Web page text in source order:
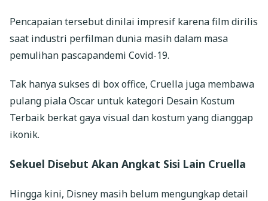
Pencapaian tersebut dinilai impresif karena film dirilis
saat industri perfilman dunia masih dalam masa
pemulihan pascapandemi Covid-19.
Tak hanya sukses di box office, Cruella juga membawa
pulang piala Oscar untuk kategori Desain Kostum
Terbaik berkat gaya visual dan kostum yang dianggap
ikonik.
Sekuel Disebut Akan Angkat Sisi Lain Cruella
Hingga kini, Disney masih belum mengungkap detail